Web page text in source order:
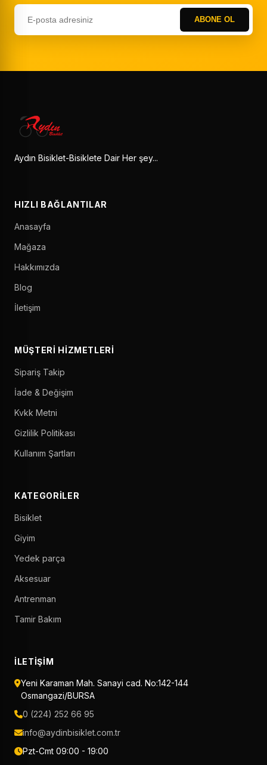
ABONE OL
Aydın Bisiklet-Bisiklete Dair Her şey...
HIZLI BAĞLANTILAR
Anasayfa
Mağaza
Hakkımızda
Blog
İletişim
MÜŞTERI HIZMETLERI
Sipariş Takip
İade & Değişim
Kvkk Metni
Gizlilik Politikası
Kullanım Şartları
KATEGORILER
Bisiklet
Giyim
Yedek parça
Aksesuar
Antrenman
Tamir Bakım
İLETIŞIM
Yeni Karaman Mah. Sanayi cad. No:142-144
Osmangazi/BURSA
0 (224) 252 66 95
info@aydinbisiklet.com.tr
Pzt-Cmt 09:00 - 19:00